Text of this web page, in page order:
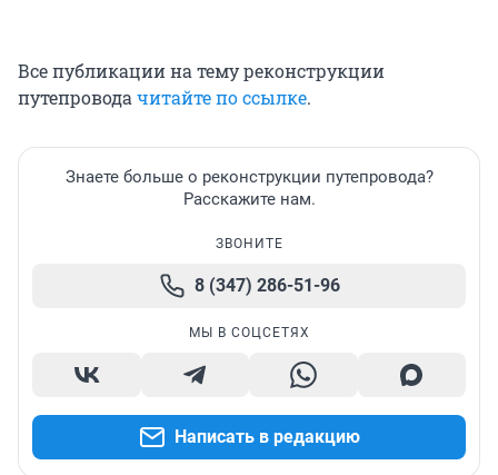
Все публикации на тему реконструкции
путепроводачитайте по ссылке.
Знаете больше о реконструкции путепровода?
Расскажите нам.
ЗВОНИТЕ
8 (347) 286-51-96
МЫ В СОЦСЕТЯХ
Написать в редакцию